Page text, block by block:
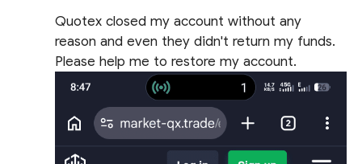
Quotex closed my account without any
reason and even they didn't return my funds.
Please help me to restore my account.